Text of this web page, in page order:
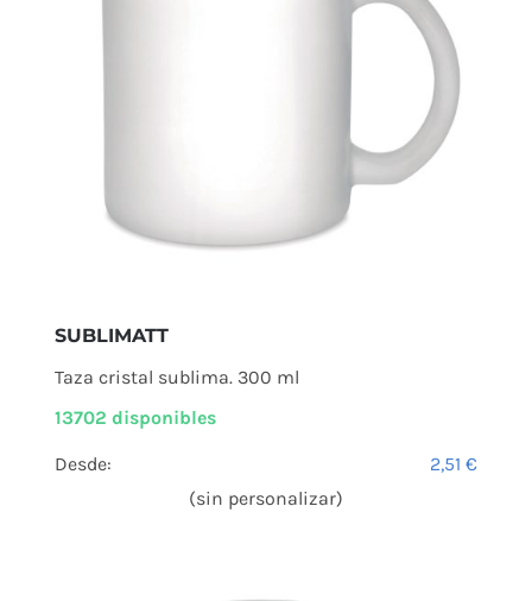
SUBLIMATT
Taza cristal sublima. 300 ml
13702 disponibles
Desde: 2,51€
(sin personalizar)